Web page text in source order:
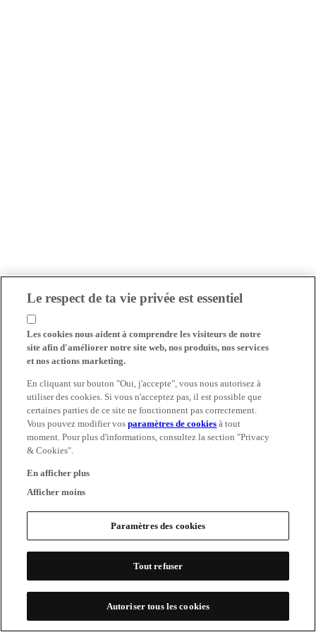
Le respect de ta vie privée est essentiel
Les cookies nous aident à comprendre les visiteurs de notre
site afin d'améliorer notre site web, nos produits, nos services
et nos actions marketing.
En cliquant sur bouton "Oui, j'accepte", vous nous autorisez à
utiliser des cookies. Si vous n'acceptez pas, il est possible que
certaines parties de ce site ne fonctionnent pas correctement.
Vous pouvez modifier vosparamètres de cookies à tout
moment. Pour plus d'informations, consultez la section "Privacy
& Cookies".
En afficher plus
Afficher moins
Paramètres des cookies
Tout refuser
Autoriser tous les cookies